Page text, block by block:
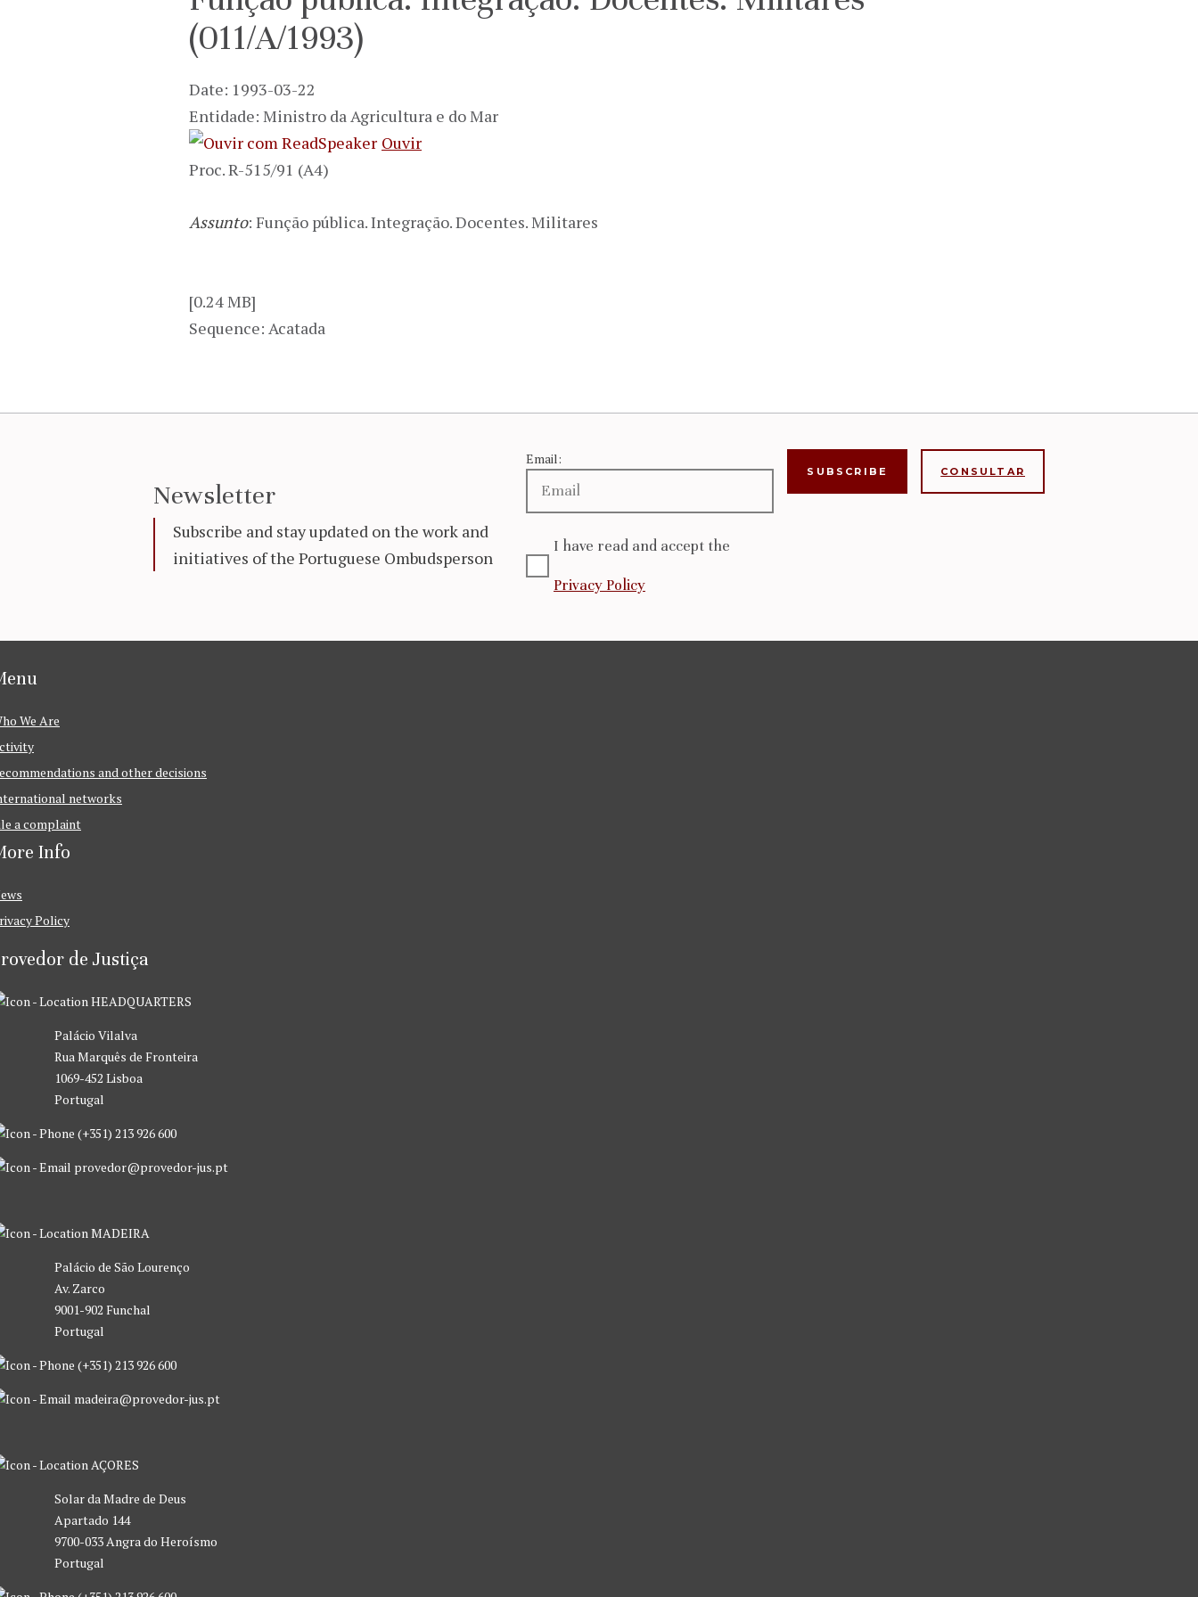
(011/A/1993)
Date: 1993-03-22
Entidade: Ministro da Agricultura e do Mar
Ouvir
Proc. R-515/91 (A4)
Assunto: Função pública. Integração. Docentes. Militares
[0.24 MB]
Sequence: Acatada
Newsletter
Subscribe and stay updated on the work and
initiatives of the Portuguese Ombudsperson
Email:
I have read and accept the
Privacy Policy
CONSULTAR
We Are
and other decisions
networks
a complaint
Info
Policy
de Justiça
HEADQUARTERS
Palácio Vilalva
Rua Marquês de Fronteira
1069-452 Lisboa
Portugal
(+351) 213 926 600
provedor@provedor-jus.pt
MADEIRA
Palácio de São Lourenço
Av. Zarco
9001-902 Funchal
Portugal
(+351) 213 926 600
madeira@provedor-jus.pt
AÇORES
Solar da Madre de Deus
Apartado 144
9700-033 Angra do Heroísmo
Portugal